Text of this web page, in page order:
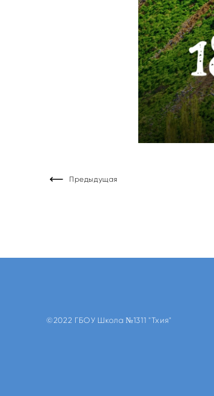
Предыдущая
©2022 ГБОУ Школа №1311 "Тхия"